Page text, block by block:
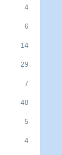
4
6
14
29
7
48
5
4